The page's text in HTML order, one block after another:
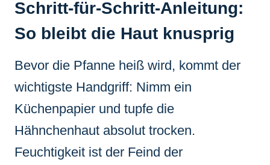
Schritt-für-Schritt-Anleitung:
So bleibt die Haut knusprig
Bevor die Pfanne heiß wird, kommt der
wichtigste Handgriff: Nimm ein
Küchenpapier und tupfe die
Hähnchenhaut absolut trocken.
Feuchtigkeit ist der Feind der